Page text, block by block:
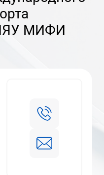
МИФИ